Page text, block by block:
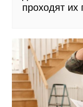
проходят их